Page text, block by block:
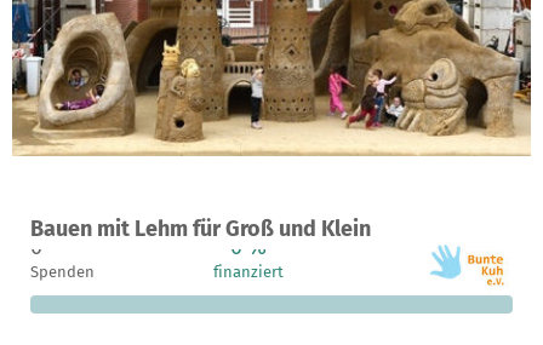
Bauen mit Lehm für Groß und Klein
Ein Projekt in Hamburg, Deutschland
0
Spenden
0 %
finanziert
12.000 €
fehlen noch